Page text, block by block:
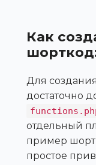
Как
Для
достаточно
отдельный
пример
простое